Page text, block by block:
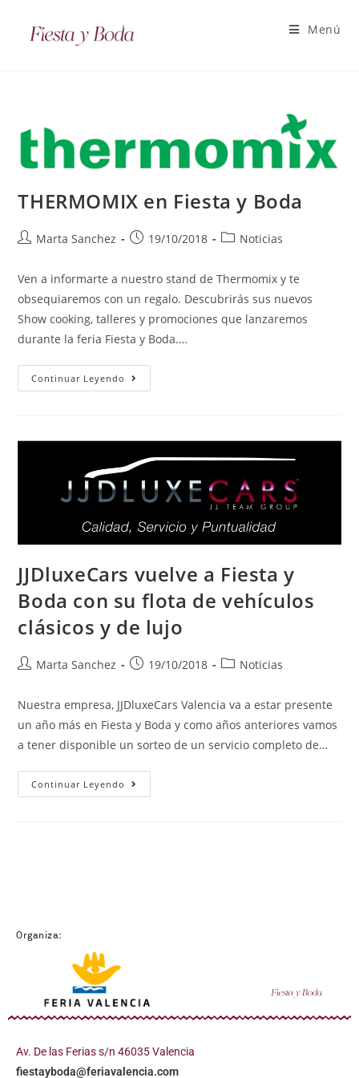
Menú
THERMOMIX en Fiesta y Boda
Marta Sanchez 19/10/2018 Noticias
Ven a informarte a nuestro stand de Thermomix y te
obsequiaremos con un regalo. Descubrirás sus nuevos
Show cooking, talleres y promociones que lanzaremos
durante la feria Fiesta y Boda.…
Continuar Leyendo
JJDluxeCars vuelve a Fiesta y
Boda con su flota de vehículos
clásicos y de lujo
Marta Sanchez 19/10/2018 Noticias
Nuestra empresa, JJDluxeCars Valencia va a estar presente
un año más en Fiesta y Boda y como años anteriores vamos
a tener disponible un sorteo de un servicio completo de…
Continuar Leyendo
Organiza:
Av. De las Ferias s/n 46035 Valencia
fiestayboda@feriavalencia.com